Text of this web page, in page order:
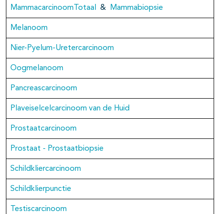
MammacarcinoomTotaal & Mammabiopsie
Melanoom
Nier-Pyelum-Uretercarcinoom
Oogmelanoom
Pancreascarcinoom
Plaveiselcelcarcinoom van de Huid
Prostaatcarcinoom
Prostaat - Prostaatbiopsie
Schildkliercarcinoom
Schildklierpunctie
Testiscarcinoom